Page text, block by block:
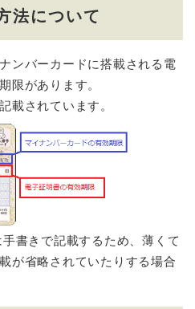
法について
ンバーカードに搭載される電
限があります。
載されています。
書きで記載するため、薄くて
が省略されていたりする場合